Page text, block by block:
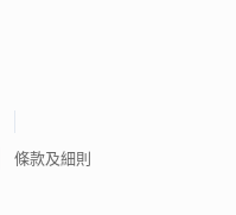
條款及細則